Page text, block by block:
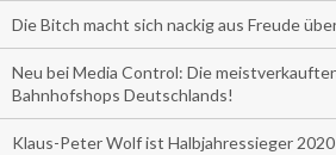
Die Bitch macht sich nackig aus Freude
Neu bei Media Control: Die
Bahnhofshops Deutschlands!
Klaus-Peter Wolf ist Halbjahressieger 2020